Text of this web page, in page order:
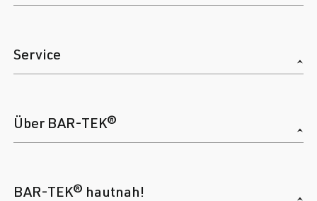
Service
Über BAR-TEK®
BAR-TEK® hautnah!